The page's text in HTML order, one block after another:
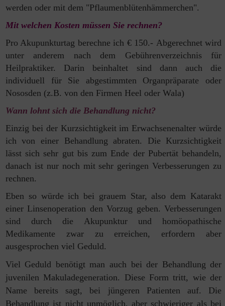
werden oder mit dem "Pflaumenblütenhämmerchen".
Mit welchen Kosten müssen Sie rechnen?
Pro Akupunkturtag berechne ich € 150.- Abgerechnet wird
unter anderem nach dem Gebührenverzeichnis für
Heilpraktiker. Darin beinhaltet sind dann auch die
individuell für Sie abgestimmten Organpräparate oder
Nososden (z.B. von den Firmen Heel oder Wala)
Wann lohnt sich die Behandlung nicht?
Einzig bei der Kurzsichtigkeit im Erwachsenenalter würde
ich von einer Behandlung abraten. Die Kurzsichtigkeit
lässt sich sehr gut bis zum Ende der Pubertät behandeln,
danach ist nur noch mit sehr geringenVerbesserungen zu
rechnen.
Eben so würde ich bei grauem Star, also dem Katarakt
einer Linsenoperation den Vorzug geben. Verbesserungen
sind durch die Akupunktur und homöopathische
Medikamente zwar zu erreichen, erfordern aber
ausgesprochen viel Geduld.
Viel Geduld benötigt man auch bei der Behandlung der
juvenilen Makuladegeneration. Diese Form tritt, wie der
Name bereits sagt, bei jüngeren Patienten auf. Die
Behandlung ist nicht unmöglich, aber schwieriger als bei